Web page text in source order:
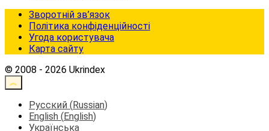
Зворотній зв’язок
Політика конфіденційності
Угода користувача
Карта сайту
© 2008 - 2026 Ukrindex
Русский (Russian)
English (English)
Українська